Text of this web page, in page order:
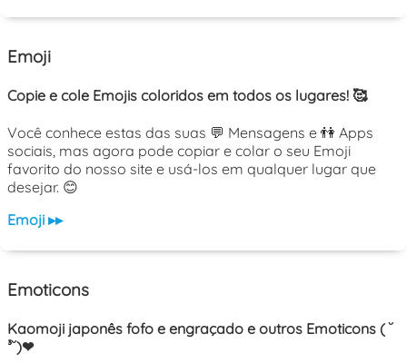
Emoji
Copie e cole Emojis coloridos em todos os lugares! 🥰
Você conhece estas das suas 💬 Mensagens e 👫 Apps
sociais, mas agora pode copiar e colar o seu Emoji
favorito do nosso site e usá-los em qualquer lugar que
desejar. 😊
Emoji ▸▸
Emoticons
Kaomoji japonês fofo e engraçado e outros Emoticons ( ˘
³˘)❤